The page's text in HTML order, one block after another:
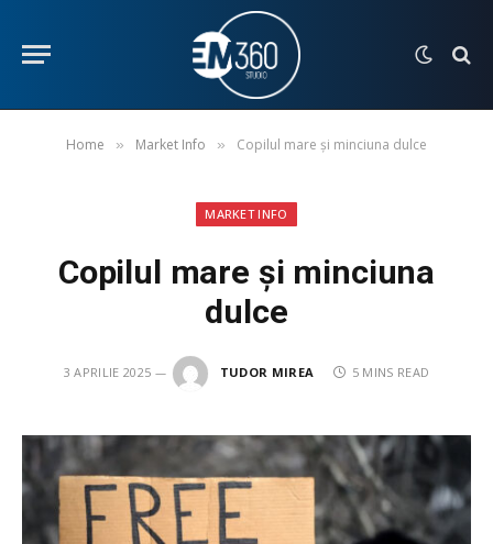
Home » Market Info » Copilul mare și minciuna dulce
MARKET INFO
Copilul mare și minciuna
dulce
3 APRILIE 2025 TUDOR MIREA 5 MINS READ